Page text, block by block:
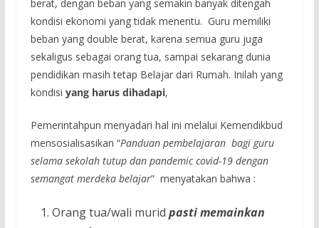
berat, dengan beban yang semakin banyak ditengah
kondisi ekonomi yang tidak menentu. Guru memiliki
beban yang double berat, karena semua guru juga
sekaligus sebagai orang tua, sampai sekarang dunia
pendidikan masih tetap Belajar dari Rumah. Inilah yang
kondisi yang harus dihadapi,
Pemerintahpun menyadari hal ini melalui Kemendikbud
mensosialisasikan “Panduan pembelajaran bagi guru
selama sekolah tutup dan pandemic covid-19 dengan
semangat merdeka belajar” menyatakan bahwa :
Orang tua/wali murid pasti memainkan